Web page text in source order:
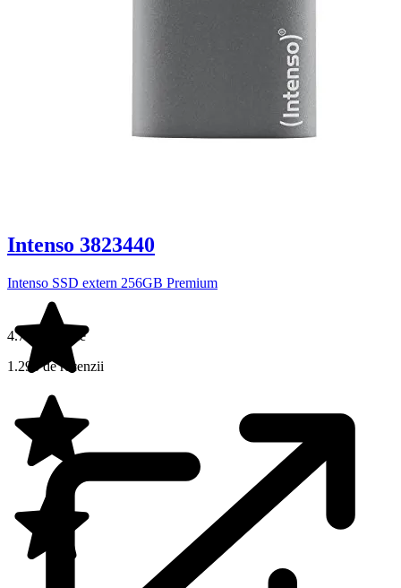
Intenso 3823440
Intenso SSD extern 256GB Premium
4.7 din 5 stele
1.296 de recenzii